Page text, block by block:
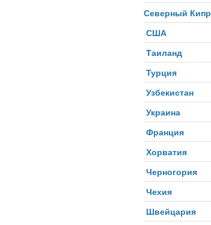
Северный Кипр
США
Таиланд
Турция
Узбекистан
Украина
Франция
Хорватия
Черногория
Чехия
Швейцария